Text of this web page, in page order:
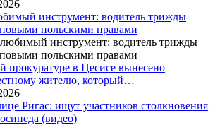
инструмент: водитель трижды
польскими правами
прокуратуре в Цесисе вынесено
жителю, который…
Ригас: ищут участников столкновения
(видео)